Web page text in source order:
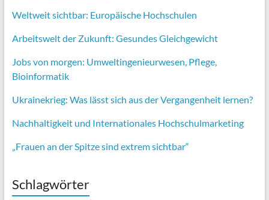
Weltweit sichtbar: Europäische Hochschulen
Arbeitswelt der Zukunft: Gesundes Gleichgewicht
Jobs von morgen: Umweltingenieurwesen, Pflege,
Bioinformatik
Ukrainekrieg: Was lässt sich aus der Vergangenheit lernen?
Nachhaltigkeit und Internationales Hochschulmarketing
„Frauen an der Spitze sind extrem sichtbar“
Schlagwörter